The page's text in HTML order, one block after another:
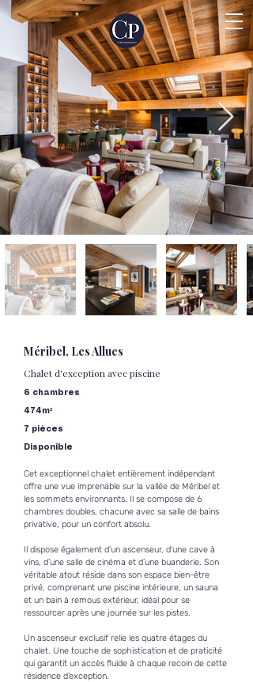
Méribel, Les Allues
Chalet d'exception avec piscine
6 chambres
474m²
7 pièces
Disponible
Cet exceptionnel chalet entièrement indépendant
offre une vue imprenable sur la vallée de Méribel et
les sommets environnants. Il se compose de 6
chambres doubles, chacune avec sa salle de bains
privative, pour un confort absolu.
Il dispose également d’un ascenseur, d’une cave à
vins, d’une salle de cinéma et d’une buanderie. Son
véritable atout réside dans son espace bien-être
privé, comprenant une piscine intérieure, un sauna
et un bain à remous extérieur, idéal pour se
ressourcer après une journée sur les pistes.
Un ascenseur exclusif relie les quatre étages du
chalet. Une touche de sophistication et de praticité
qui garantit un accès fluide à chaque recoin de cette
résidence d’exception.